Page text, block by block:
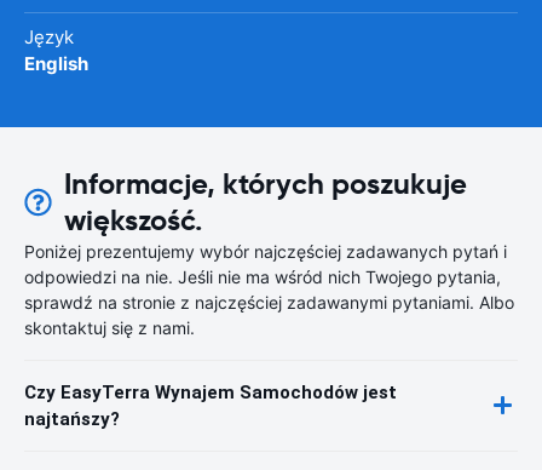
Język
English
Informacje, których poszukuje
większość.
Poniżej prezentujemy wybór najczęściej zadawanych pytań i
odpowiedzi na nie. Jeśli nie ma wśród nich Twojego pytania,
sprawdź na stronie z najczęściej zadawanymi pytaniami. Albo
skontaktuj się z nami.
Czy EasyTerra Wynajem Samochodów jest
najtańszy?